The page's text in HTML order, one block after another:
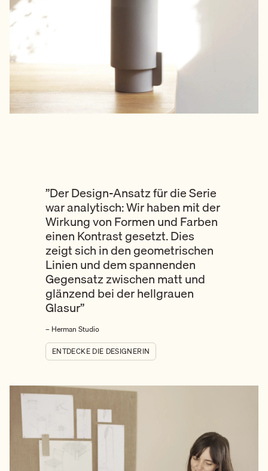
”Der Design-Ansatz für die Serie
war analytisch: Wir haben mit der
Wirkung von Formen und Farben
einen Kontrast gesetzt. Dies
zeigt sich in den geometrischen
Linien und dem spannenden
Gegensatz zwischen matt und
glänzend bei der hellgrauen
Glasur”
– Herman Studio
ENTDECKE DIE DESIGNERIN